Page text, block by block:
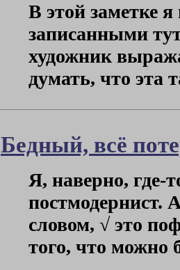
В этой заметке
записанными
художник
думать, что эта
Бедный, всё
Я, наверно, где-
постмодернист.
словом, √ это
того, что можно